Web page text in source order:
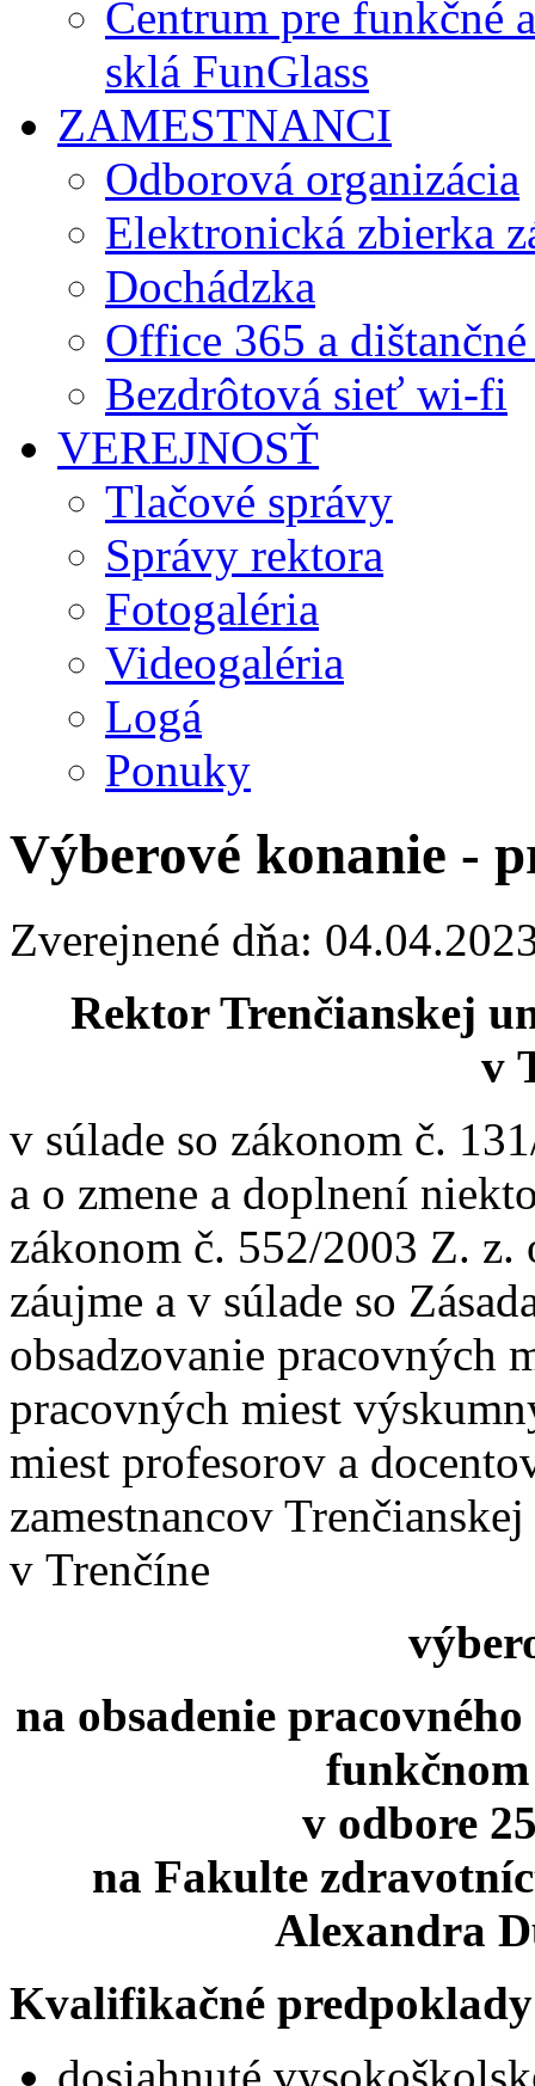
Centrum pre funkčné
sklá FunGlass
ZAMESTNANCI
Odborová organizácia
Elektronická zbierka
Dochádzka
Office 365 a
Bezdrôtová sieť wi-fi
VEREJNOSŤ
Tlačové správy
Správy rektora
Fotogaléria
Videogaléria
Logá
Ponuky
Výberové konanie -
Zverejnené dňa:
Rektor Trenčianskej
v
v súlade so zákonom č.
a o zmene a doplnení
zákonom č. 552/2003 Z.
záujme a v súlade so
obsadzovanie pracovných
pracovných miest
miest profesorov a
zamestnancov
v Trenčíne
na obsadenie
v odbore
na Fakulte
Alexandra
Kvalifikačné
dosiahnuté